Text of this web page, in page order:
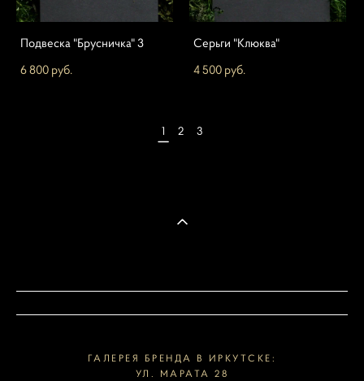
Подвеска "Брусничка" 3
6 800 pуб.
Серьги "Клюква"
4 500 pуб.
1 2 3
ГАЛЕРЕЯ БРЕНДА В ИРКУТСКЕ:
УЛ. МАРАТА 28